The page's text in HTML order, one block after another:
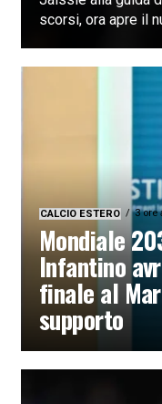
scorsi, ora apre il
CALCIO ESTERO 3 ore
Mondiale
Infantino
finale al
supporto